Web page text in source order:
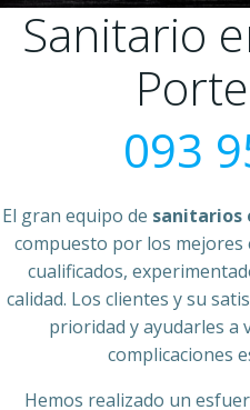
Sanitario
093
El gran equipo de sanitarios
compuesto por los mejores
cualificados,
calidad. Los clientes y su
prioridad y ayudarles a
complicaciones
Hemos realizado un